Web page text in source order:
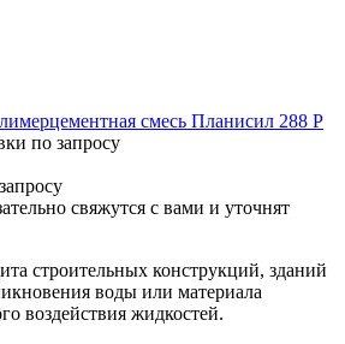
смесь Планисил 288 Р
по запросу
свяжутся с вами и уточнят
строительных конструкций, зданий
воды или материала
воздействия жидкостей.